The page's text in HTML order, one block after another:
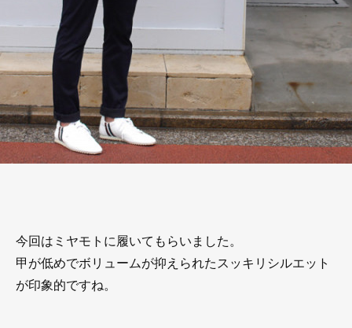
今回はミヤモトに履いてもらいました。
甲が低めでボリュームが抑えられたスッキリシルエット
が印象的ですね。